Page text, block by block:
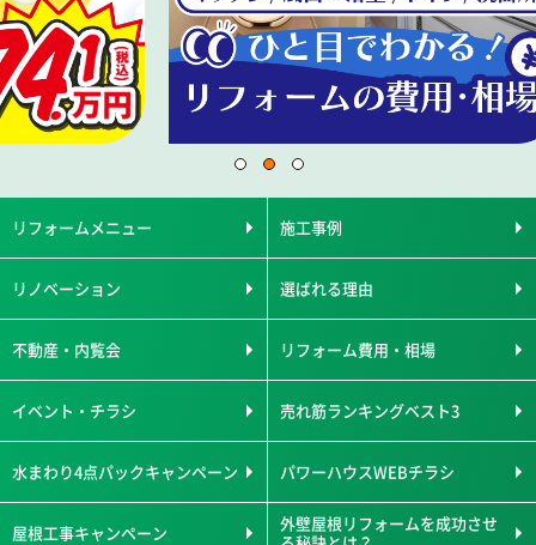
リフォームメニュー 施工事例
リノベーション 選ばれる理由
不動産・内覧会 リフォーム費用・相場
イベント・チラシ 売れ筋ランキングベスト3
水まわり4点パックキャンペーン パワーハウスWEBチラシ
屋根工事キャンペーン
外壁屋根リフォームを成功させ